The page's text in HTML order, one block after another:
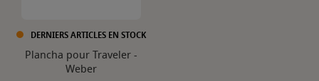
DERNIERS ARTICLES EN STOCK
Plancha pour Traveler -
Weber